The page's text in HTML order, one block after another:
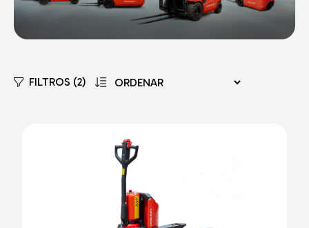
FILTROS (2)